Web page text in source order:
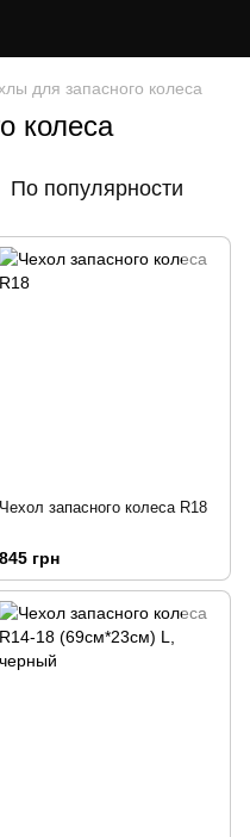
для запасного колеса
колеса
По популярности
Чехол запасного колеса R18
845 грн